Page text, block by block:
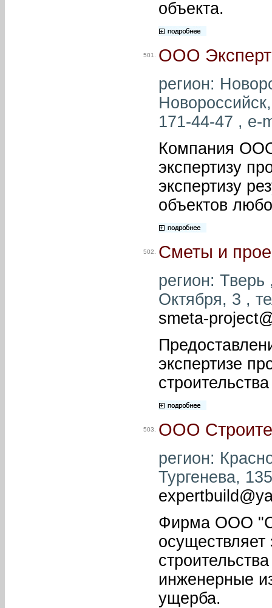
объекта.
501. ООО
регион:
171-44-47 , e-
Компания
экспертизу
экспертизу
объектов
502. Сметы и
регион:
Октября, 3 ,
smeta-
экспертизе
503. ООО
регион:
Тургенева,
Фирма ООО
осуществляет
инженерные
ущерба.